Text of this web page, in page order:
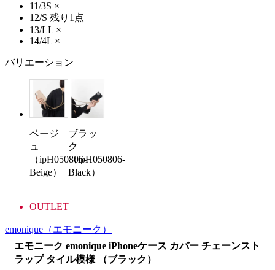
11/3S ×
12/S 残り1点
13/LL ×
14/4L ×
バリエーション
ベージ
ュ
（ipH050806-
Beige）
ブラッ
ク
（ipH050806-
Black）
OUTLET
emonique （エモニーク）
エモニーク emonique iPhoneケース カバー チェーンスト
ラップ タイル模様 （ブラック）